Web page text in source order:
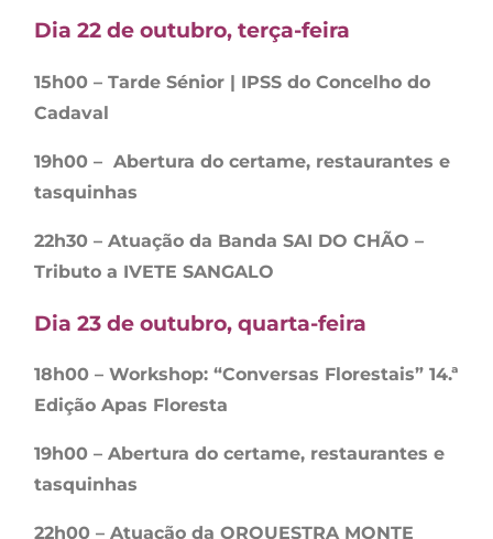
Dia 22 de outubro, terça-feira
15h00 – Tarde Sénior | IPSS do Concelho do
Cadaval
19h00 – Abertura do certame, restaurantes e
tasquinhas
22h30 – Atuação da Banda SAI DO CHÃO –
Tributo a IVETE SANGALO
Dia 23 de outubro, quarta-feira
18h00 – Workshop: “Conversas Florestais” 14.ª
Edição Apas Floresta
19h00 – Abertura do certame, restaurantes e
tasquinhas
22h00 – Atuação da ORQUESTRA MONTE